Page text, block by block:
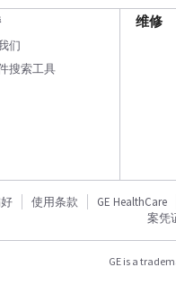
们
搜索工具
维修
使用条款 GE HealthCare
案凭
GE is a